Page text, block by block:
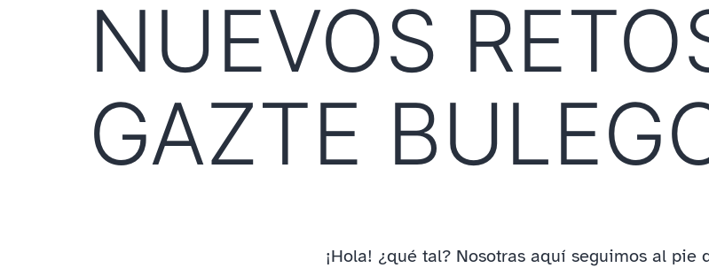
NUEVOS
GAZTE
¡Hola! ¿qué tal? Nosotras aquí seguimos al pie